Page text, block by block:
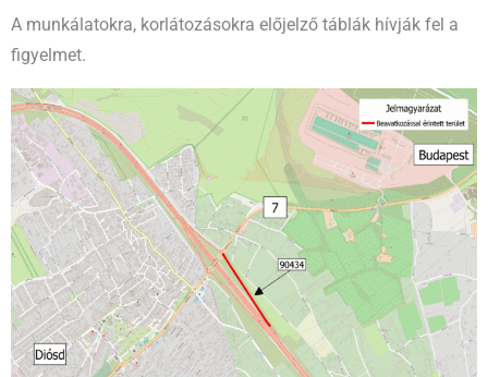
A munkálatokra, korlátozásokra előjelző táblák hívják fel a
figyelmet.